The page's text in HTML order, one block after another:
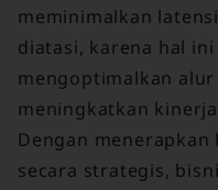
meminimalkan
diatasi, karena hal
mengoptimalkan
meningkatkan
Dengan
secara strategis,